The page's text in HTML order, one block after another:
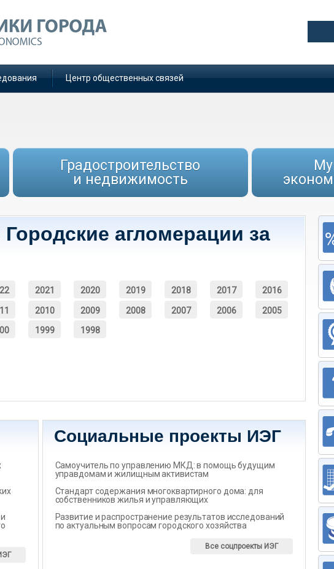
Центр общественных связей
Градостроительство
и недвижимость
агломерации за
2021 2020 2019 2018 2017 2016
2010 2009 2008 2007 2006 2005
1999 1998
Социальные проекты ИЭГ
Самоучитель по управлению МКД: в помощь будущим
управдомам и жилищным активистам
Стандарт содержания многоквартирного дома: для
собственников жилья и управляющих
Развитие и распространение результатов исследований
по актуальным вопросам городского хозяйства
Все соцпроекты ИЭГ